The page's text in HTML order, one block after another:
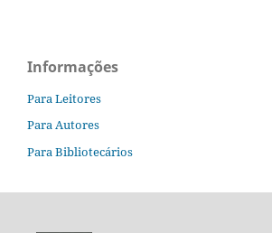
Informações
Para Leitores
Para Autores
Para Bibliotecários